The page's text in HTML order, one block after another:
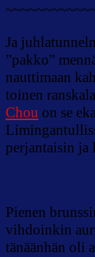
Ja
”pakko”
nauttimaan
toinen
Chou on se
perjantaisin ja
Pienen
vihdoinkin
tänäänhän oli